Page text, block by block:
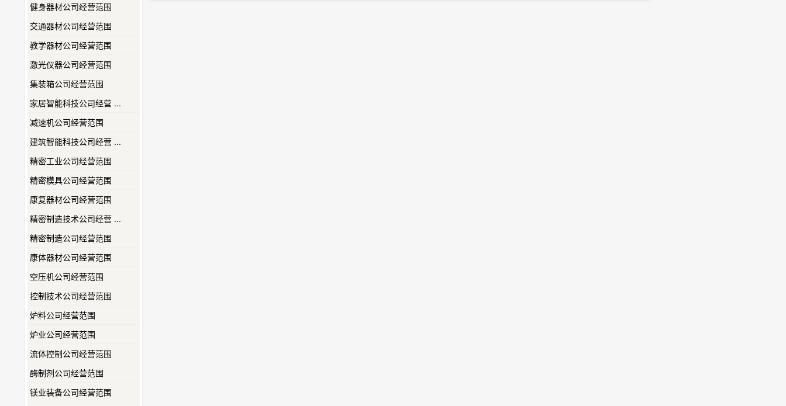
健身器材公司经营范围
交通器材公司经营范围
教学器材公司经营范围
激光仪器公司经营范围
集装箱公司经营范围
家居智能科技公司经营 ...
减速机公司经营范围
建筑智能科技公司经营 ...
精密工业公司经营范围
精密模具公司经营范围
康复器材公司经营范围
精密制造技术公司经营 ...
精密制造公司经营范围
康体器材公司经营范围
空压机公司经营范围
控制技术公司经营范围
炉料公司经营范围
炉业公司经营范围
流体控制公司经营范围
酶制剂公司经营范围
镁业装备公司经营范围